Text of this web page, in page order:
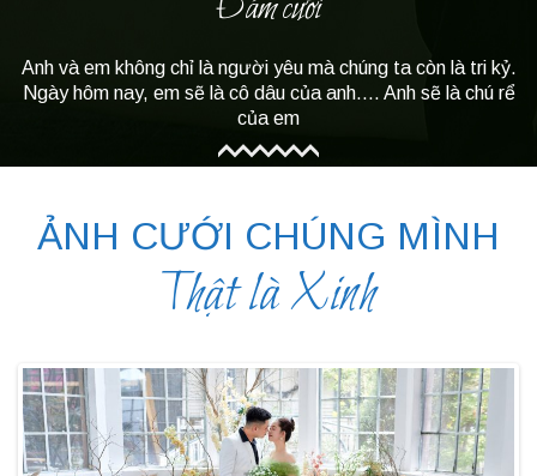
Đám cưới
Anh và em không chỉ là người yêu mà chúng ta còn là tri kỷ.
Ngày hôm nay, em sẽ là cô dâu của anh.... Anh sẽ là chú rể
của em
ẢNH CƯỚI CHÚNG MÌNH
Thật là Xinh